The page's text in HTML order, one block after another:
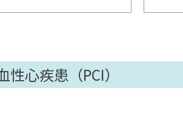
性心疾患（PCI）